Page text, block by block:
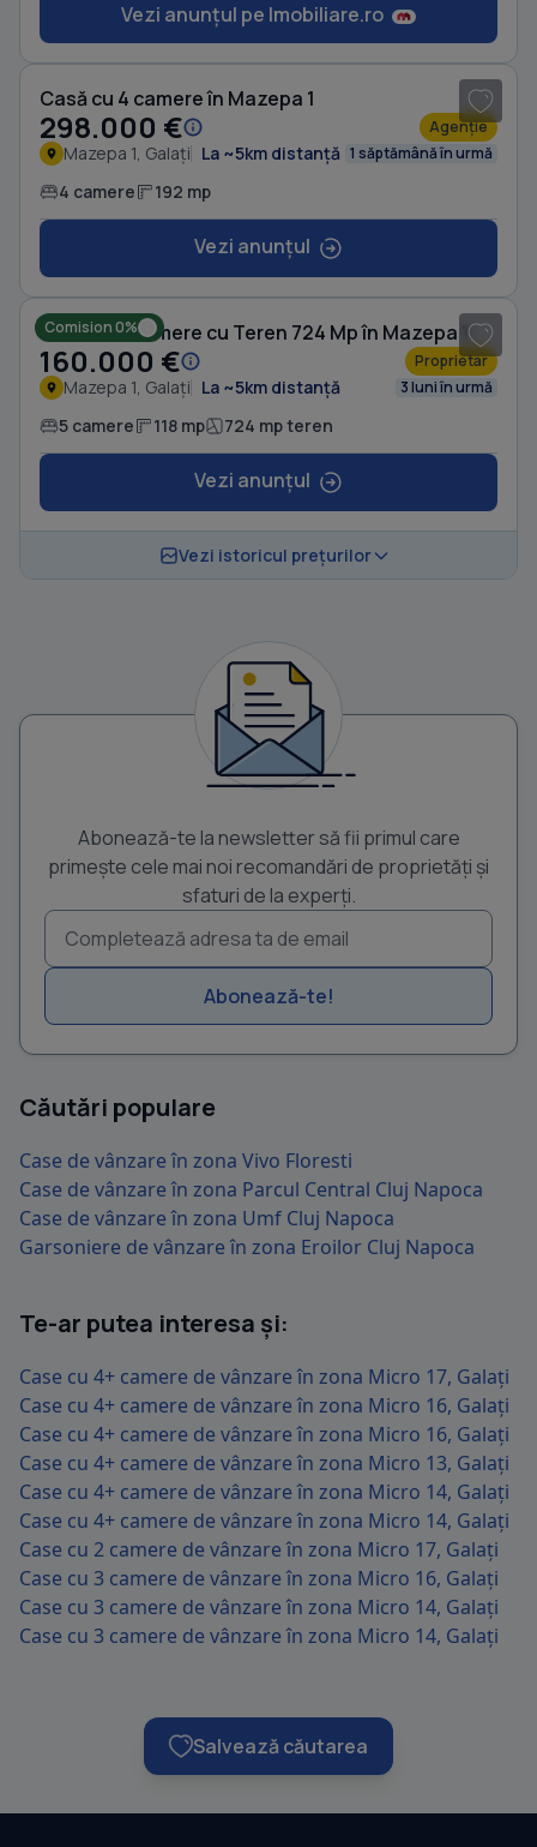
Vezi anunțul pe Imobiliare.ro
Casă cu 4 camere în Mazepa 1
298.000 € Agenție
Mazepa 1, Galați La ~5km distanță 1 săptămână în urmă
4 camere 192 mp
Vezi anunțul
Comision 0%
Casă cu 5 camere cu Teren 724 Mp în Mazepa 1
160.000 € Proprietar
Mazepa 1, Galați La ~5km distanță 3 luni în urmă
5 camere 118 mp 724 mp teren
Vezi anunțul
Vezi istoricul prețurilor
Abonează-te la newsletter să fii primul care
primește cele mai noi recomandări de proprietăți și
sfaturi de la experți.
Abonează-te!
Căutări populare
Case de vânzare în zona Vivo Floresti
Case de vânzare în zona Parcul Central Cluj Napoca
Case de vânzare în zona Umf Cluj Napoca
Garsoniere de vânzare în zona Eroilor Cluj Napoca
Te-ar putea interesa și:
Case cu 4+ camere de vânzare în zona Micro 17, Galați
Case cu 4+ camere de vânzare în zona Micro 16, Galați
Case cu 4+ camere de vânzare în zona Micro 16, Galați
Case cu 4+ camere de vânzare în zona Micro 13, Galați
Case cu 4+ camere de vânzare în zona Micro 14, Galați
Case cu 4+ camere de vânzare în zona Micro 14, Galați
Case cu 2 camere de vânzare în zona Micro 17, Galați
Case cu 3 camere de vânzare în zona Micro 16, Galați
Case cu 3 camere de vânzare în zona Micro 14, Galați
Case cu 3 camere de vânzare în zona Micro 14, Galați
Salvează căutarea